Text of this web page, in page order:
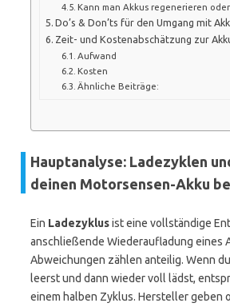
Kann man Akkus regenerieren
Do’s & Don’ts für den Umgang mit
Zeit- und Kostenabschätzung zur
Aufwand
Kosten
Ähnliche Beiträge:
Hauptanalyse: Ladezyklen
deinen Motorsensen-Akku
Ein Ladezyklusist eine vollständige
anschließende Wiederaufladung eines
Abweichungen zählen anteilig. Wenn
leerst und dann wieder voll lädst,
einem halben Zyklus. Hersteller geben